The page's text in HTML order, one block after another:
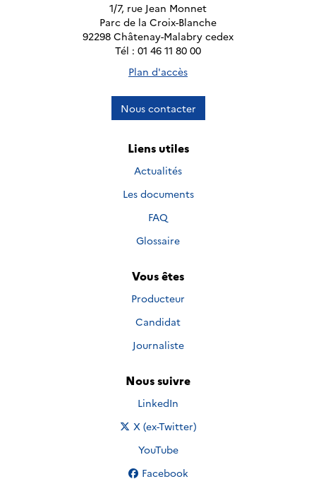
1/7, rue Jean Monnet
Parc de la Croix-Blanche
92298 Châtenay-Malabry cedex
Tél : 01 46 11 80 00
Plan d'accès
Nous contacter
Liens utiles
Actualités
Les documents
FAQ
Glossaire
Vous êtes
Producteur
Candidat
Journaliste
Nous suivre
Nous suivre sur
LinkedIn
Nous suivre sur
X (ex-Twitter)
Nous suivre sur
YouTube
Nous suivre sur
Facebook